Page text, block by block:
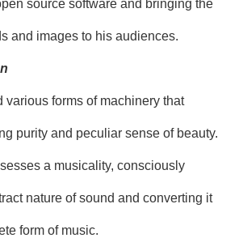
source software and bringing the
and images to his audiences.
various forms of machinery that
purity and peculiar sense of beauty.
a musicality, consciously
nature of sound and converting it
form of music.